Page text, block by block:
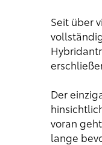
Seit über
Der
voran
lange